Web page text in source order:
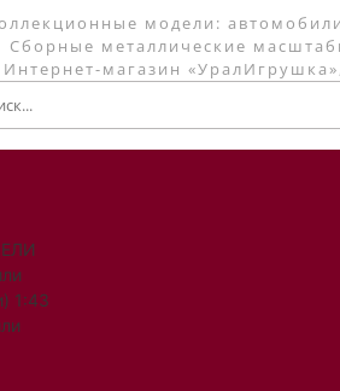
модели:
Сборные металлические
Интернет-магазин
1:43